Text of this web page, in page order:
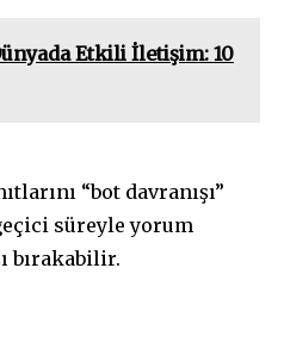
Etkili İletişim: 10
“bot davranışı”
süreyle yorum
bırakabilir.